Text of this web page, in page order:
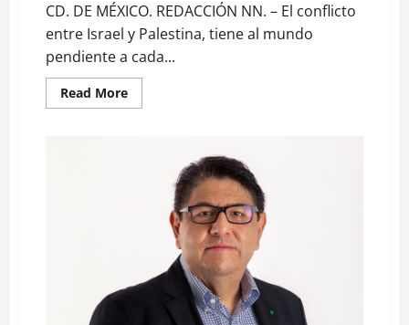
CD. DE MÉXICO. REDACCIÓN NN. – El conflicto
entre Israel y Palestina, tiene al mundo
pendiente a cada...
Read MoreRead
more
cometiendo
genocidio
Palestina:
Fuentes